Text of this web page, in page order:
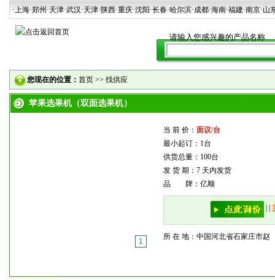
·上海·郑州 ·天津·武汉·天津·陕西·重庆·沈阳·长春·哈尔滨·成都·海南·福建·南京·山
您现在的位置： 首页 >> 找供应
苹果选果机（双面选果机）
1
当 前 价： 面议/台
最小起订：1台
供货总量：100台
发 货 期：7 天内发货
品 牌：亿顺
所 在 地：中国河北省石家庄市